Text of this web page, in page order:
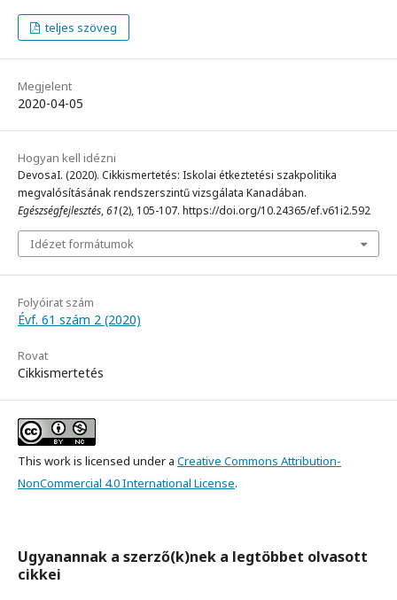
teljes szöveg
Megjelent
2020-04-05
Hogyan kell idézni
DevosaI. (2020). Cikkismertetés: Iskolai étkeztetési szakpolitika
megvalósításának rendszerszintű vizsgálata Kanadában.
Egészségfejlesztés,61(2), 105-107. https://doi.org/10.24365/ef.v61i2.592
Idézet formátumok
Folyóirat szám
Évf. 61 szám 2 (2020)
Rovat
Cikkismertetés
This work is licensed under a Creative Commons Attribution-
NonCommercial 4.0 International License.
Ugyanannak a szerző(k)nek a legtöbbet olvasott
cikkei